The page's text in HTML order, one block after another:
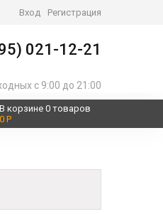
Вход Регистрация
021-12-21
с 9:00 до 21:00
В корзине 0 товаров
0 Р